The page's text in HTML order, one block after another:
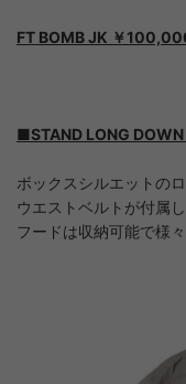
FT BOMB JK ￥100,000
■STAND LONG
ボックスシルエットの
ウエストベルトが付属
フードは収納可能で様